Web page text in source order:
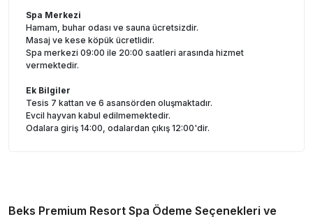
Spa Merkezi
Hamam, buhar odası ve sauna ücretsizdir.
Masaj ve kese köpük ücretlidir.
Spa merkezi 09:00 ile 20:00 saatleri arasında hizmet
vermektedir.
Ek Bilgiler
Tesis 7 kattan ve 6 asansörden oluşmaktadır.
Evcil hayvan kabul edilmemektedir.
Odalara giriş 14:00, odalardan çıkış 12:00'dir.
Beks Premium Resort Spa Ödeme Seçenekleri ve